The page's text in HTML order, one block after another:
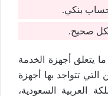
بنكي.
صحيح.
يتعلق أجهزة الخدمة
التي تتواجد بها أجهزة
العربية السعودية،